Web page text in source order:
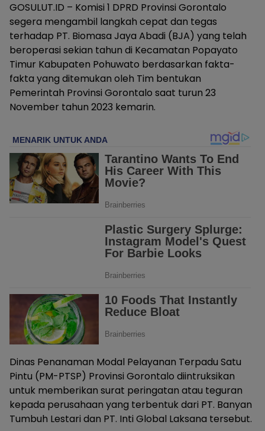
GOSULUT.ID – Komisi 1 DPRD Provinsi Gorontalo
segera mengambil langkah cepat dan tegas
terhadap PT. Biomasa Jaya Abadi (BJA) yang telah
beroperasi sekian tahun di Kecamatan Popayato
Timur Kabupaten Pohuwato berdasarkan fakta-
fakta yang ditemukan oleh Tim bentukan
Pemerintah Provinsi Gorontalo saat turun 23
November tahun 2023 kemarin.
Dinas Penanaman Modal Pelayanan Terpadu Satu
Pintu (PM-PTSP) Provinsi Gorontalo diintruksikan
untuk memberikan surat peringatan atau teguran
kepada perusahaan yang terbentuk dari PT. Banyan
Tumbuh Lestari dan PT. Inti Global Laksana tersebut.